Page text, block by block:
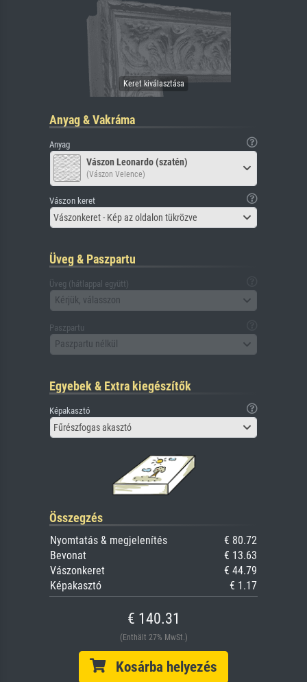
Anyag & Vakráma
Anyag
Vászon Leonardo (szatén)
(Vászon Velence)
Vászon keret
Vászonkeret - Kép az oldalon tükrözve
Üveg & Paszpartu
Üveg (hátlappal együtt)
Kérjük, válasszon
Paszpartu
Paszpartu nélkül
Egyebek & Extra kiegészítők
Képakasztó
Fűrészfogas akasztó
Összegzés
Nyomtatás & megjelenítés
€ 80.72
Bevonat
€ 13.63
Vászonkeret
€ 44.79
Képakasztó
€ 1.17
€ 140.31
(Enthält 27% MwSt.)
Kosárba helyezés